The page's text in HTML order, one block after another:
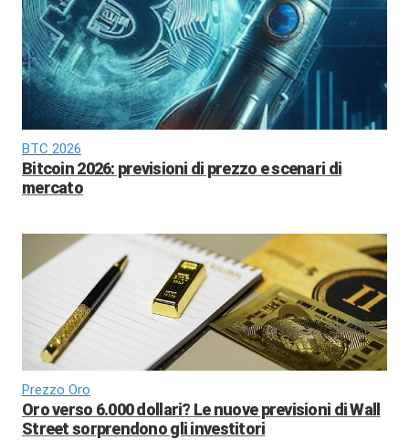
BTC 2026
Bitcoin 2026: previsioni di prezzo e scenari di
mercato
Prezzo Oro
Oro verso 6.000 dollari? Le nuove previsioni di Wall
Street sorprendono gli investitori